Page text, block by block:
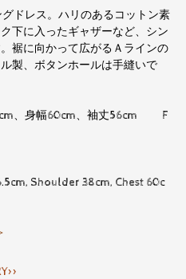
ドレス。ハリのあるコットン素
下に入ったギャザーなど、シン
裾に向かって広がるＡラインの
製、ボタンホールは手縫いで
、身幅60cm、袖丈56cm F
Shoulder 38cm, Chest 60c